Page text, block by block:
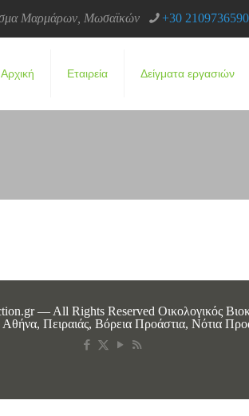
Μαρμάρων, Μωσαϊκών +30 2109736590
Αρχική Εταιρεία Δείγματα εργασιών
— All Rights Reserved Οικολογικός
Αθήνα, Πειραιάς, Βόρεια Προάστια, Νότια